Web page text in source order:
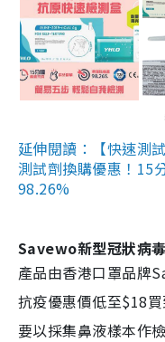
延伸閱讀：【快速測
測試劑換購優惠！15
98.26%
Savewo新型冠狀病
產品由香港口罩品牌
抗疫優惠價低至$18
要以採集鼻液樣本作